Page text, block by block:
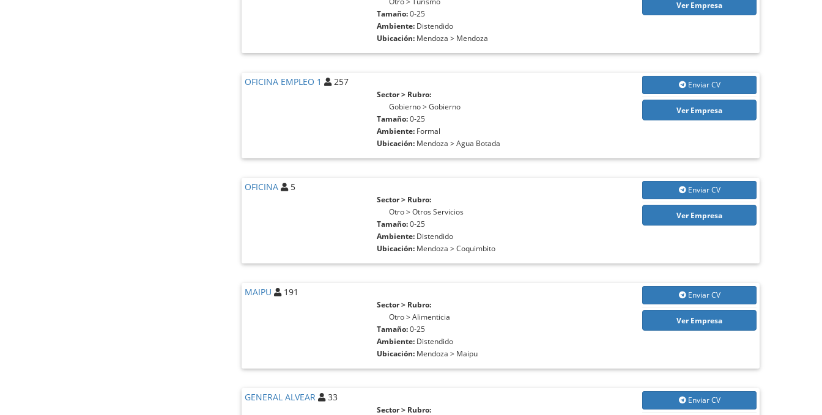
Tamaño:0-25
Ambiente: Distendido
Ubicación: Mendoza > Mendoza
Ver Empresa
OFICINA EMPLEO 1 257
Sector > Rubro:
Gobierno > Gobierno
Tamaño:0-25
Ambiente: Formal
Ubicación: Mendoza > Agua Botada
Enviar CV
Ver Empresa
OFICINA 5
Sector > Rubro:
Otro > Otros Servicios
Tamaño:0-25
Ambiente: Distendido
Ubicación: Mendoza > Coquimbito
Enviar CV
Ver Empresa
MAIPU 191
Sector > Rubro:
Otro > Alimenticia
Tamaño:0-25
Ambiente: Distendido
Ubicación: Mendoza > Maipu
Enviar CV
Ver Empresa
GENERAL ALVEAR 33
Sector > Rubro:
Enviar CV